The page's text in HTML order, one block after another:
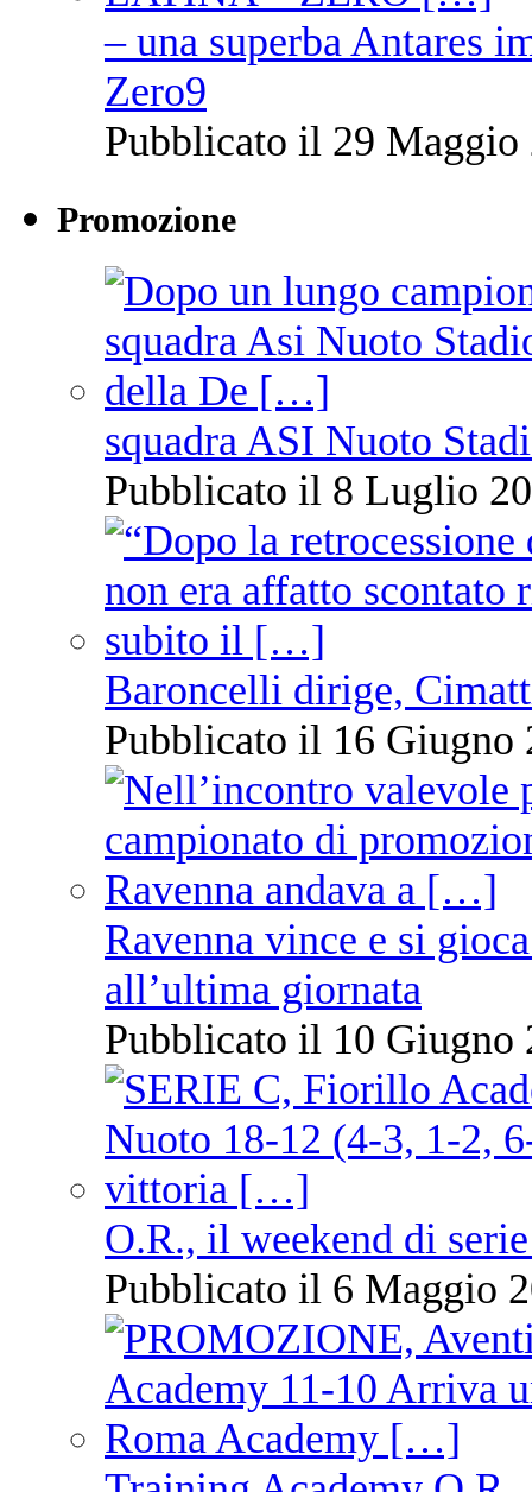
– una superba Antares
Zero9
Pubblicato il 29 Maggio
Promozione
squadra ASI Nuoto
Pubblicato il 8 Luglio
Baroncelli dirige,
Pubblicato il 16 Giugno
Ravenna vince e si
all’ultima giornata
Pubblicato il 10 Giugno
O.R., il weekend di
Pubblicato il 6 Maggio